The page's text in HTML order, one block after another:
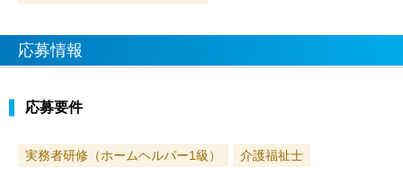
応募情報
応募要件
実務者研修（ホームヘルパー1級） 介護福祉士